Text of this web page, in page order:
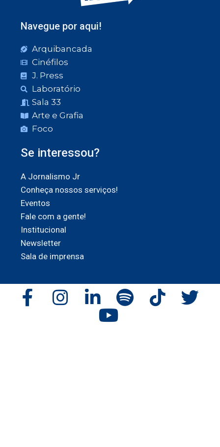
Navegue por aqui!
Arquibancada
Cinéfilos
J. Press
Laboratório
Sala 33
Arte e Grafia
Foco
Se interessou?
A Jornalismo Jr
Conheça nossos serviços!
Eventos
Fale com a gente!
Institucional
Newsletter
Sala de imprensa